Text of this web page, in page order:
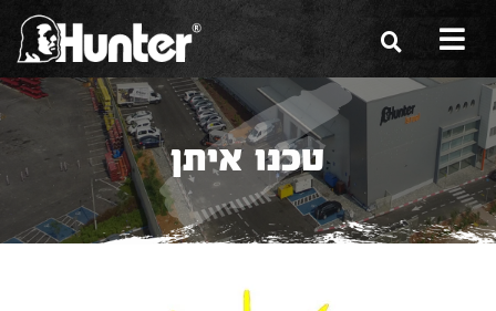
הסיפור שלנו
הכלים שלנו
תערוכות
טכנו איתן